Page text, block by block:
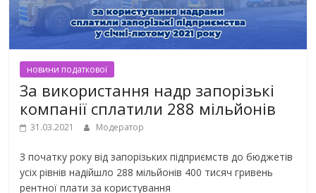
новини податкової
За використання надр запорізькі
компанії сплатили 288 мільйонів
31.03.2021 Модератор
З початку року від запорізьких підприємств до бюджетів
усіх рівнів надійшло 288 мільйонів 400 тисяч гривень
рентної плати за користування